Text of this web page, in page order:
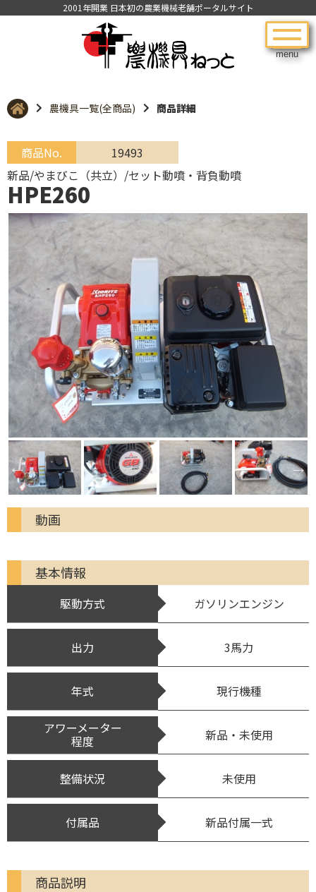
menu
2001年開業 日本初の農業機械老舗ポータルサイト
農機具一覧(全商品) 商品詳細
商品No.
19493
新品/やまびこ（共立）/セット動噴・背負動噴
HPE260
動画
基本情報
駆動方式 ガソリンエンジン
出力 3馬力
年式 現行機種
アワーメーター
程度 新品・未使用
整備状況 未使用
付属品 新品付属一式
商品説明